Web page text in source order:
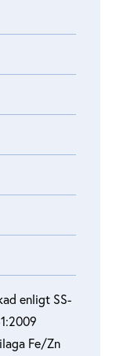
enligt SS-
Fe/Zn